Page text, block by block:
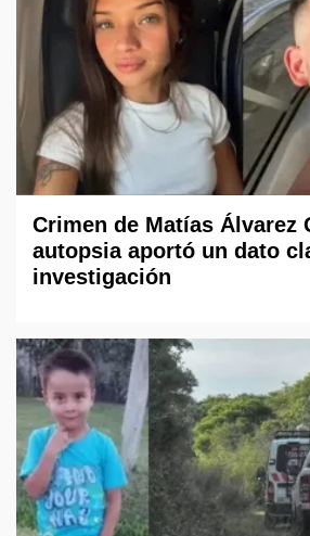
Crimen de Matías Álvarez
autopsia aportó un dato
investigación